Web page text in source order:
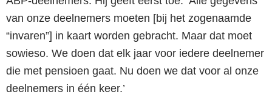
van onze deelnemers moeten [bij het zogenaamde
“invaren”] in kaart worden gebracht. Maar dat moet
sowieso. We doen dat elk jaar voor iedere deelnemer
die met pensioen gaat. Nu doen we dat voor al onze
deelnemers in één keer.’